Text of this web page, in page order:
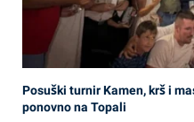
Posuški turnir Kamen, krš i
ponovno na Topali